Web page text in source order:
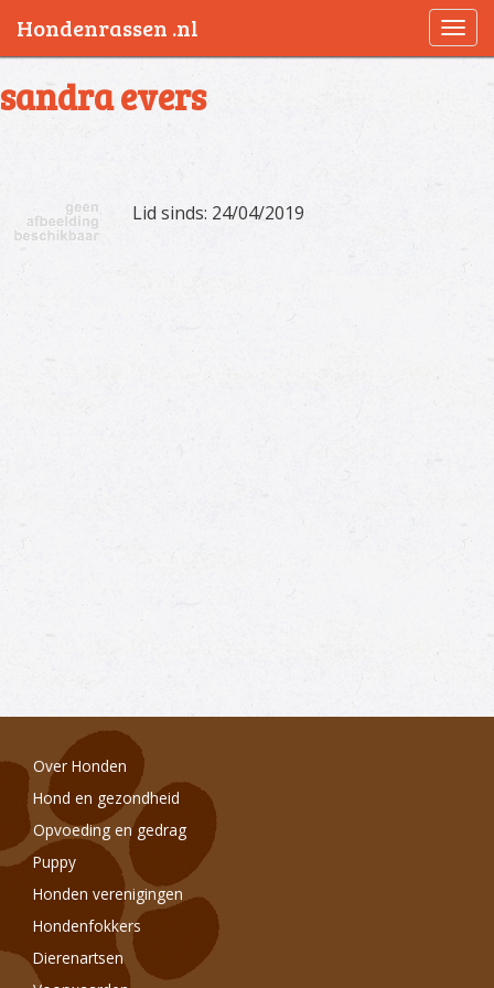
sandra evers
Lid sinds: 24/04/2019
Over Honden
Hond en gezondheid
Opvoeding en gedrag
Puppy
Honden verenigingen
Hondenfokkers
Dierenartsen
Hondenrassen .nl